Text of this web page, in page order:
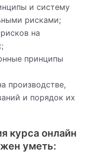
и систему
рисками;
на
принципы
производстве,
и порядок их
курса онлайн
уметь: